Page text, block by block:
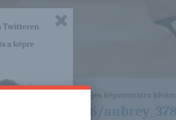
Ha ennek a lánynak a teljes képsorozatra
2015/12/06/aubrey_378
Twitteren
a képre